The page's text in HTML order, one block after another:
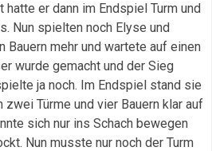
er dann im Endspiel Turm und
Nun spielten noch Elyse und
Bauern mehr und wartete auf einen
wurde gemacht und der Sieg
ja noch. Im Endspiel stand sie
zwei Türme und vier Bauern klar auf
sich nur ins Schach bewegen
Nun musste nur noch der Turm